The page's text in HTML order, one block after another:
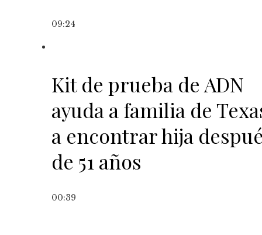
09:24
Kit de prueba de ADN
ayuda a familia de
a encontrar hija
de 51 años
00:39